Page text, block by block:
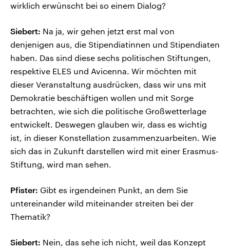
wirklich erwünscht bei so einem Dialog?
Siebert: Na ja, wir gehen jetzt erst mal von
denjenigen aus, die Stipendiatinnen und Stipendiaten
haben. Das sind diese sechs politischen Stiftungen,
respektive ELES und Avicenna. Wir möchten mit
dieser Veranstaltung ausdrücken, dass wir uns mit
Demokratie beschäftigen wollen und mit Sorge
betrachten, wie sich die politische Großwetterlage
entwickelt. Deswegen glauben wir, dass es wichtig
ist, in dieser Konstellation zusammenzuarbeiten. Wie
sich das in Zukunft darstellen wird mit einer Erasmus-
Stiftung, wird man sehen.
Pfister: Gibt es irgendeinen Punkt, an dem Sie
untereinander wild miteinander streiten bei der
Thematik?
Siebert: Nein, das sehe ich nicht, weil das Konzept